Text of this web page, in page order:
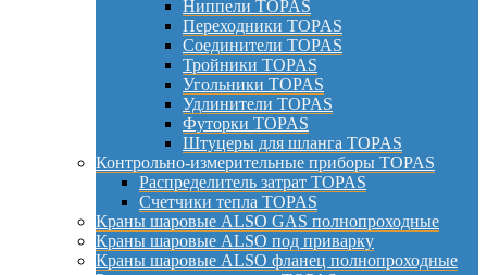
Ниппели TOPAS
Переходники TOPAS
Соединители TOPAS
Тройники TOPAS
Угольники TOPAS
Удлинители TOPAS
Футорки TOPAS
Штуцеры для шланга TOPAS
Контрольно-измерительные приборы TOPAS
Распределитель затрат TOPAS
Счетчики тепла TOPAS
Краны шаровые ALSO GAS полнопроходные
Краны шаровые ALSO под приварку
Краны шаровые ALSO фланец полнопроходные